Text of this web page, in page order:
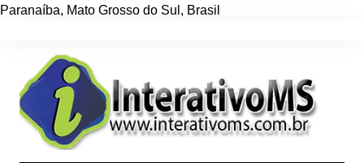
Paranaíba, Mato Grosso do Sul , Brasil
conteúdo